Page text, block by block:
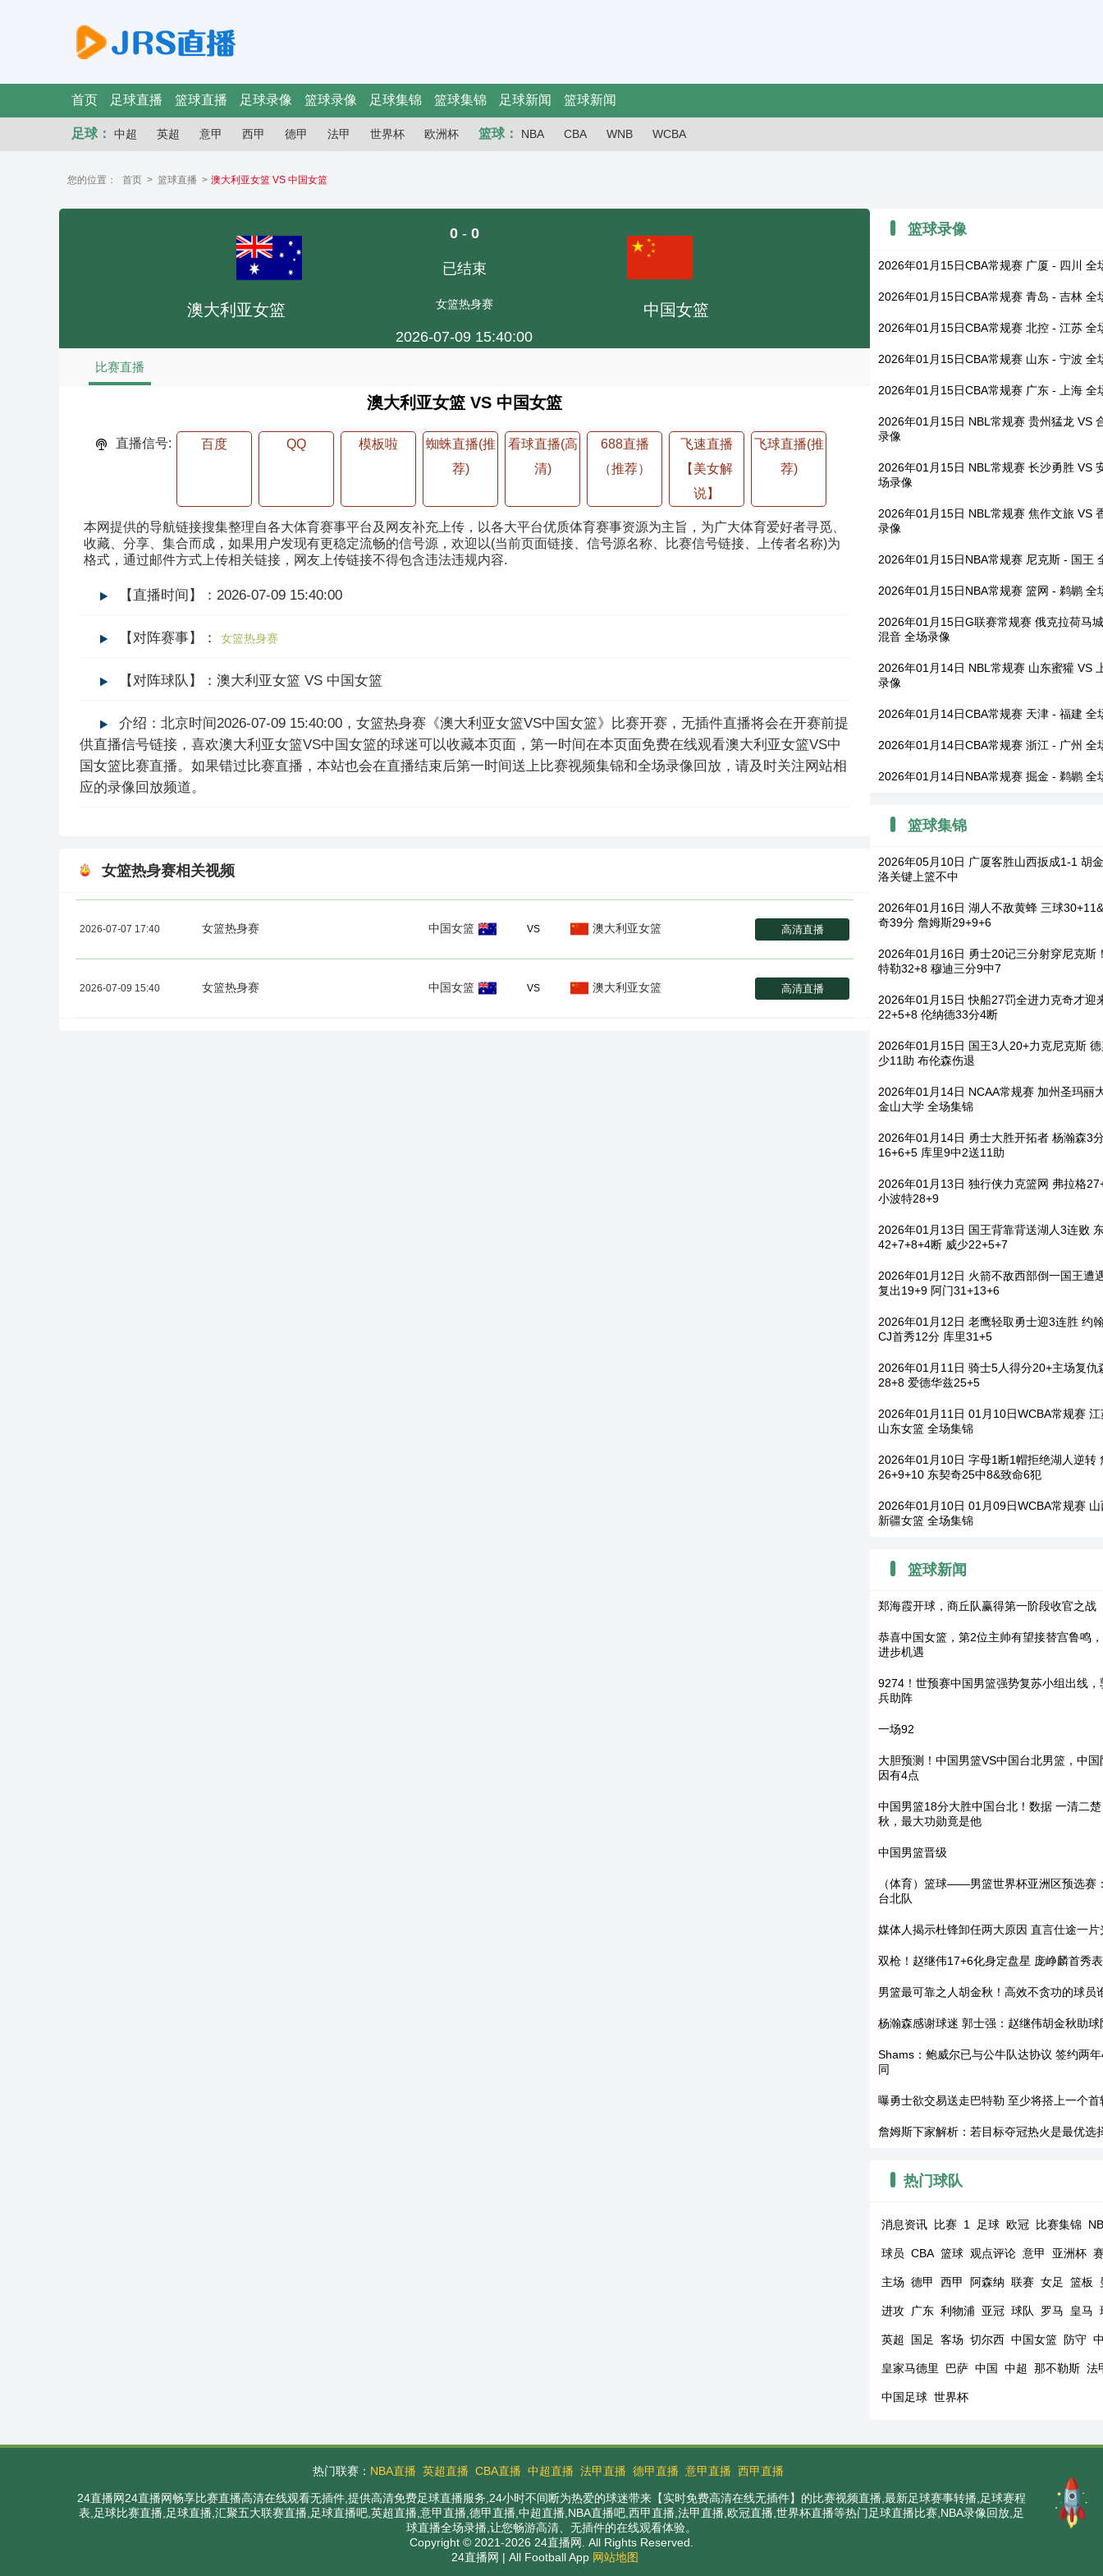
首页 足球直播 篮球直播 足球录像 篮球录像 足球集锦 篮球集锦 足球新闻 篮球新闻
足球： 中超 英超 意甲 西甲 德甲 法甲 世界杯 欧洲杯 篮球： NBA CBA WNB WCBA
您的位置： 首页 > 篮球直播 > 澳大利亚女篮 VS 中国女篮
澳大利亚女篮
0- 0
已结束
女篮热身赛
2026-07-09 15:40:00
中国女篮
比赛直播
澳大利亚女篮 VS 中国女篮
直播信号: 百度 QQ 模板啦
蜘蛛直播(推
荐)
看球直播(高
清)
688直播
（推荐）
飞速直播
【美女解
说】
飞球直播(推
荐)
本网提供的导航链接搜集整理自各大体育赛事平台及网友补充上传，以各大平台优质体育赛事资源为主旨，为广大体育爱好者寻觅、
收藏、分享、集合而成，如果用户发现有更稳定流畅的信号源，欢迎以(当前页面链接、信号源名称、比赛信号链接、上传者名称)为
格式，通过邮件方式上传相关链接，网友上传链接不得包含违法违规内容.
【直播时间】：2026-07-09 15:40:00
【对阵赛事】：女篮热身赛
【对阵球队】：澳大利亚女篮 VS 中国女篮
介绍：北京时间2026-07-09 15:40:00，女篮热身赛《澳大利亚女篮VS中国女篮》比赛开赛，无插件直播将会在开赛前提
供直播信号链接，喜欢澳大利亚女篮VS中国女篮的球迷可以收藏本页面，第一时间在本页面免费在线观看澳大利亚女篮VS中
国女篮比赛直播。如果错过比赛直播，本站也会在直播结束后第一时间送上比赛视频集锦和全场录像回放，请及时关注网站相
应的录像回放频道。
女篮热身赛相关视频
2026-07-07 17:40 女篮热身赛 中国女篮 VS 澳大利亚女篮 高清直播
2026-07-09 15:40 女篮热身赛 中国女篮 VS 澳大利亚女篮 高清直播
篮球录像
2026年01月15日CBA常规赛 广厦 - 四川 全
2026年01月15日CBA常规赛 青岛 - 吉林 全
2026年01月15日CBA常规赛 北控 - 江苏 全
2026年01月15日CBA常规赛 山东 - 宁波 全
2026年01月15日CBA常规赛 广东 - 上海 全
2026年01月15日 NBL常规赛 贵州猛龙 VS
录像
2026年01月15日 NBL常规赛 长沙勇胜 VS
场录像
2026年01月15日 NBL常规赛 焦作文旅 VS
录像
2026年01月15日NBA常规赛 尼克斯 - 国王
2026年01月15日NBA常规赛 篮网 - 鹈鹕 全
2026年01月15日G联赛常规赛 俄克拉荷马
混音 全场录像
2026年01月14日 NBL常规赛 山东蜜獾 VS
录像
2026年01月14日CBA常规赛 天津 - 福建 全
2026年01月14日CBA常规赛 浙江 - 广州 全
2026年01月14日NBA常规赛 掘金 - 鹈鹕 全
篮球集锦
2026年05月10日 广厦客胜山西扳成1-1 胡
洛关键上篮不中
2026年01月16日 湖人不敌黄蜂 三球
奇39分 詹姆斯29+9+6
2026年01月16日 勇士20记三分射穿尼克斯
特勒32+8 穆迪三分9中7
2026年01月15日 快船27罚全进力克奇才迎
22+5+8 伦纳德33分4断
2026年01月15日 国王3人20+力克尼克斯
少11助 布伦森伤退
2026年01月14日 NCAA常规赛 加州圣玛丽
金山大学 全场集锦
2026年01月14日 勇士大胜开拓者 杨瀚森3
16+6+5 库里9中2送11助
2026年01月13日 独行侠力克篮网 弗拉格
小波特28+9
2026年01月13日 国王背靠背送湖人3连败
42+7+8+4断 威少22+5+7
2026年01月12日 火箭不敌西部倒一国王遭
复出19+9 阿门31+13+6
2026年01月12日 老鹰轻取勇士迎3连胜 约
CJ首秀12分 库里31+5
2026年01月11日 骑士5人得分20+主场复仇
28+8 爱德华兹25+5
2026年01月11日 01月10日WCBA常规赛
山东女篮 全场集锦
2026年01月10日 字母1断1帽拒绝湖人逆转
26+9+10 东契奇25中8&致命6犯
2026年01月10日 01月09日WCBA常规赛
新疆女篮 全场集锦
篮球新闻
郑海霞开球，商丘队赢得第一阶段收官之战
恭喜中国女篮，第2位主帅有望接替宫鲁鸣
进步机遇
9274！世预赛中国男篮强势复苏小组出线
兵助阵
一场92
大胆预测！中国男篮VS中国台北男篮，中
因有4点
中国男篮18分大胜中国台北！数据 一清二
秋，最大功勋竟是他
中国男篮晋级
（体育）篮球——男篮世界杯亚洲区预选赛
台北队
媒体人揭示杜锋卸任两大原因 直言仕途一片
双枪！赵继伟17+6化身定盘星 庞峥麟首秀
男篮最可靠之人胡金秋！高效不贪功的球员
杨瀚森感谢球迷 郭士强：赵继伟胡金秋助球
Shams：鲍威尔已与公牛队达协议 签约两
同
曝勇士欲交易送走巴特勒 至少将搭上一个首
詹姆斯下家解析：若目标夺冠热火是最优选
热门球队
消息资讯 比赛 1 足球 欧冠 比赛集锦
球员 CBA 篮球 观点评论 意甲 亚洲杯
主场 德甲 西甲 阿森纳 联赛 女足 篮板
进攻 广东 利物浦 亚冠 球队 罗马 皇马
英超 国足 客场 切尔西 中国女篮 防守
皇家马德里 巴萨 中国 中超 那不勒斯 法
中国足球 世界杯
热门联赛： NBA直播 英超直播 CBA直播 中超直播 法甲直播 德甲直播 意甲直播 西甲直播
24直播网24直播网畅享比赛直播高清在线观看无插件,提供高清免费足球直播服务,24小时不间断为热爱的球迷带来【实时免费高清在线无插件】的比赛视频直播,最新足球赛事转播,足球赛程
表,足球比赛直播,足球直播,汇聚五大联赛直播,足球直播吧,英超直播,意甲直播,德甲直播,中超直播,NBA直播吧,西甲直播,法甲直播,欧冠直播,世界杯直播等热门足球直播比赛,NBA录像回放,足
球直播全场录播,让您畅游高清、无插件的在线观看体验。
Copyright © 2021-2026 24直播网. All Rights Reserved.
24直播网 | All Football App 网站地图